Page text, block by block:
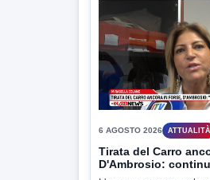
rendere noto il flash...